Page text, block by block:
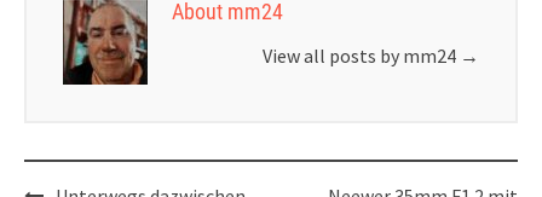
About mm24
View all posts by mm24 →